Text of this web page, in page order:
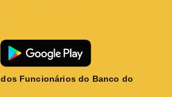
Funcionários do Banco do